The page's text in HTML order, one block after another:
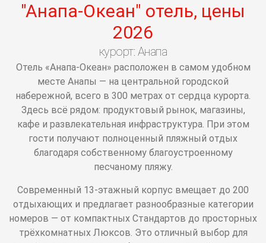
"Анапа-Океан" отель, цены
2026
курорт: Анапа
Отель «Анапа-Океан» расположен в самом удобном
месте Анапы — на центральной городской
набережной, всего в 300 метрах от сердца курорта.
Здесь всё рядом: продуктовый рынок, магазины,
кафе и развлекательная инфраструктура. При этом
гости получают полноценный пляжный отдых
благодаря собственному благоустроенному
песчаному пляжу.
Современный 13-этажный корпус вмещает до 200
отдыхающих и предлагает разнообразные категории
номеров — от компактных Стандартов до просторных
трёхкомнатных Люксов. Это отличный выбор для